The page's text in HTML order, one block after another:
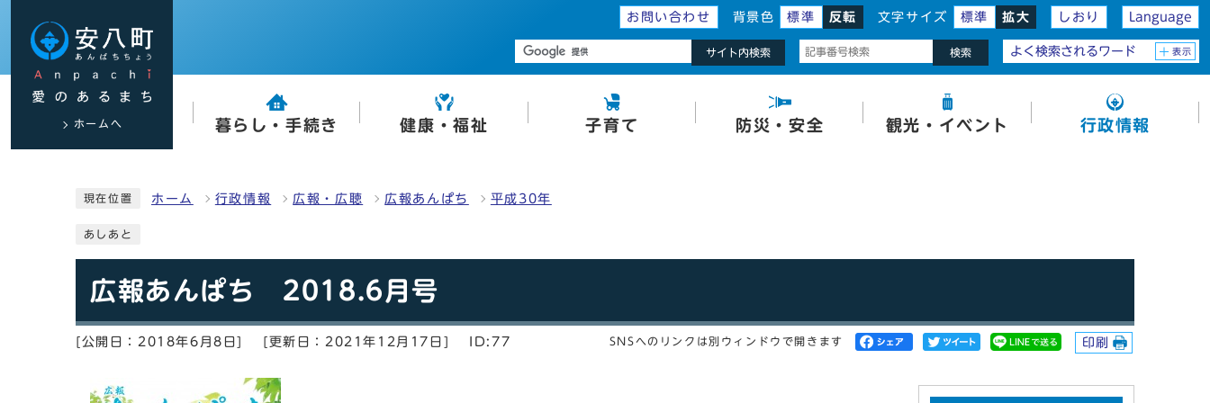
お問い合わせ 背景色 標準 反転 文字サイズ 標準 拡大 しおり Language
ホームへ
サイト内検索 検索 よく検索されるワード 表示
暮らし・手続き 健康・福祉 子育て 防災・安全 観光・イベント 行政情報
現在位置 ホーム 行政情報 広報・広聴 広報あんぱち 平成30年
あしあと
広報あんぱち 2018.6月号
[公開日：2018年6月8日] [更新日：2021年12月17日] ID:77 SNSへのリンクは別ウィンドウで開きます 印刷